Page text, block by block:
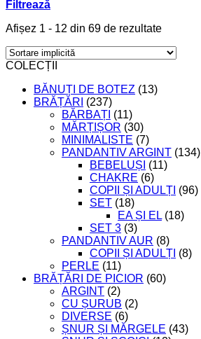
Filtrează
Afișez 1 - 12 din 69 de rezultate
COLECȚII
BĂNUȚI DE BOTEZ (13)
BRĂȚĂRI (237)
BĂRBAȚI (11)
MĂRȚIȘOR (30)
MINIMALISTE (7)
PANDANTIV ARGINT (134)
BEBELUȘI (11)
CHAKRE (6)
COPII ȘI ADULȚI (96)
SET (18)
EA ȘI EL (18)
SET 3 (3)
PANDANTIV AUR (8)
COPII ȘI ADULȚI (8)
PERLE (11)
BRĂȚĂRI DE PICIOR (60)
ARGINT (2)
CU ȘURUB (2)
DIVERSE (6)
ȘNUR ȘI MĂRGELE (43)